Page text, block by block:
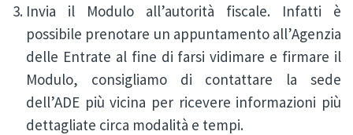
Invia il Modulo all’autorità fiscale. Infatti è
possibile prenotare un appuntamento all’Agenzia
delle Entrate al fine di farsi vidimare e firmare il
Modulo, consigliamo di contattare la sede
dell’ADE più vicina per ricevere informazioni più
dettagliate circa modalità e tempi.